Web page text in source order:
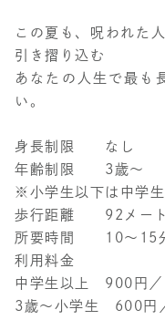
この夏も、呪われた
引き摺り込む
あなたの人生で最も
い。
身長制限 なし
年齢制限 3歳～
※小学生以下は中学
歩行距離 92メー
所要時間 10～15
利用料金
中学生以上 900円／
3歳～小学生 600円